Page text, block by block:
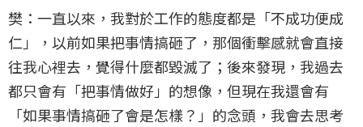
樊：一直以來，我對於工作的態度都是「不成功便成
仁」，以前如果把事情搞砸了，那個衝擊感就會直接
往我心裡去，覺得什麼都毀滅了；後來發現，我過去
都只會有「把事情做好」的想像，但現在我還會有
「如果事情搞砸了會是怎樣？」的念頭，我會去思考